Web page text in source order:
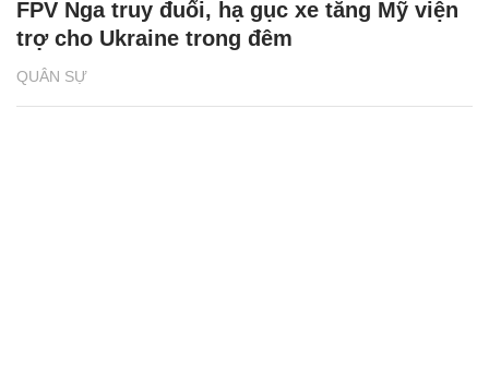
QUÂN SỰ
FPV Nga truy đuổi, hạ gục xe tăng Mỹ viện
trợ cho Ukraine trong đêm